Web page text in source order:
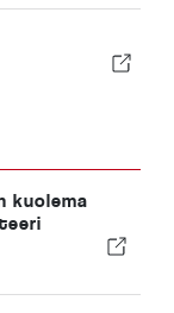
kuolema